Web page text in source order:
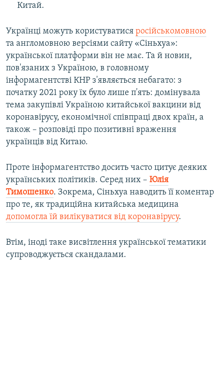
Китай.
Українці можуть користуватися російськомовною
та англомовною версіями сайту «Сіньхуа»:
української платформи він не має. Та й новин,
пов'язаних з Україною, в головному
інформагентстві КНР з'являється небагато: з
початку 2021 року їх було лише п'ять: домінувала
тема закупівлі Україною китайської вакцини від
коронавірусу, економічної співпраці двох країн, а
також – розповіді про позитивні враження
українців від Китаю.
Проте інформагентство досить часто цитує деяких
українських політиків. Серед них – Юлія
Тимошенко. Зокрема, Сіньхуа наводить її коментар
про те, як традиційна китайська медицина
допомогла їй вилікуватися від коронавірусу.
Втім, іноді таке висвітлення української тематики
супроводжується скандалами.